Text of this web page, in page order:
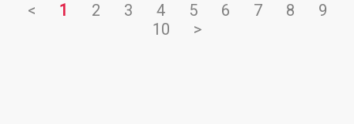
< 1 2 3 4 5 6 7 8
9
10
>